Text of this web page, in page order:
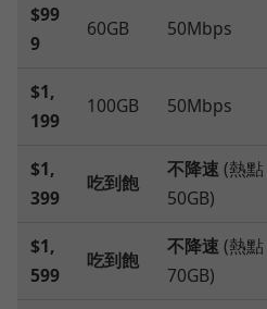
$99
9
60GB 50Mbps
$1,
199
100GB 50Mbps
$1,
399
吃到飽
不降速(熱點
50GB)
$1,
599
吃到飽
不降速(熱點
70GB)